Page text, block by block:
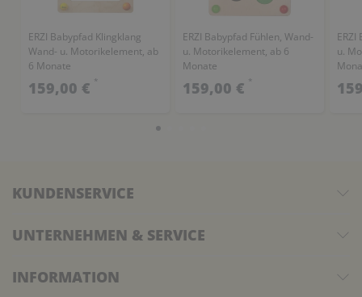
ERZI Babypfad Klingklang
Wand- u. Motorikelement, ab
6 Monate
159,00 € *
ERZI Babypfad Fühlen, Wand-
u. Motorikelement, ab 6
Monate
159,00 € *
u.
KUNDENSERVICE
UNTERNEHMEN & SERVICE
INFORMATION